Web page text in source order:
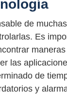
de
Es
las
de
y